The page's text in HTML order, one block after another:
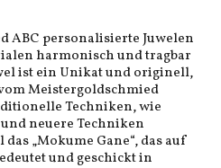
ABC personalisierte Juwelen
harmonisch und tragbar
ist ein Unikat und originell,
Meistergoldschmied
Techniken, wie
neuere Techniken
„Mokume Gane“, das auf
und geschickt in